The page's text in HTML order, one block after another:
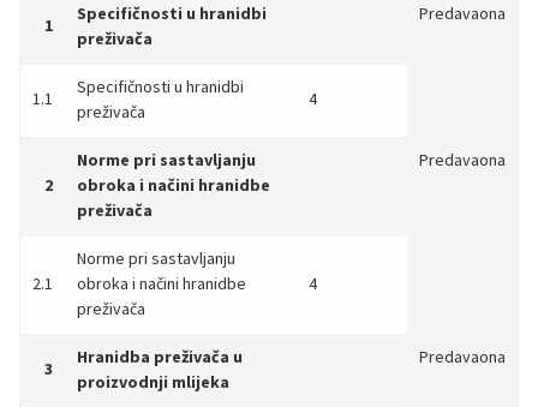
1
Specifičnosti u hranidbi
preživača
Predavaona
1.1
Specifičnosti u hranidbi
preživača
4
2
Norme pri sastavljanju
obroka i načini hranidbe
preživača
Predavaona
2.1
Norme pri sastavljanju
obroka i načini hranidbe
preživača
4
3
Hranidba preživača u
proizvodnji mlijeka
Predavaona